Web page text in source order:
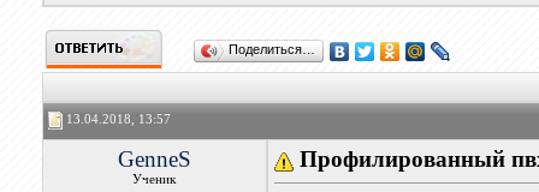
Поделиться…
13.04.2018, 13:57
GenneS
Ученик
Профилированный